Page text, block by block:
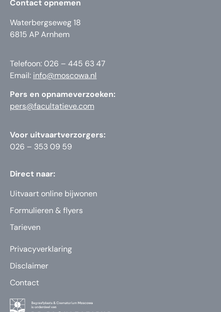
Contact opnemen
Waterbergseweg 18
6815 AP Arnhem
Telefoon: 026 – 445 63 47
Email: info@moscowa.nl
Pers en opnameverzoeken:
pers@facultatieve.com
Voor uitvaartverzorgers:
026 – 353 09 59
Direct naar:
Uitvaart online bijwonen
Formulieren & flyers
Tarieven
Privacyverklaring
Disclaimer
Contact